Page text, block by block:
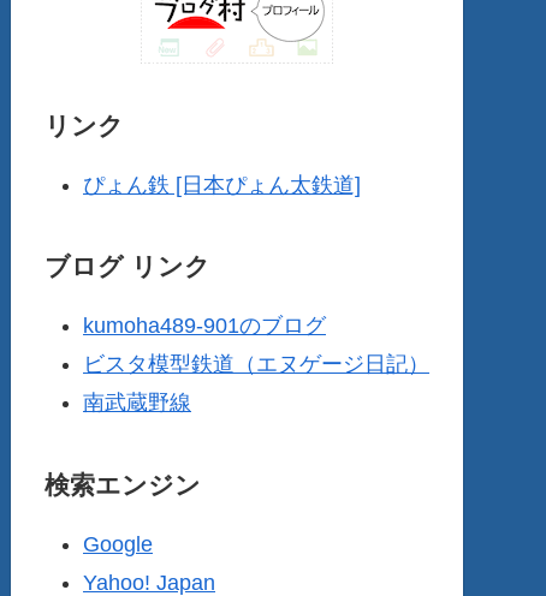
リンク
ぴょん鉄 [日本ぴょん太鉄道]
ブログ リンク
kumoha489-901のブログ
ビスタ模型鉄道（エヌゲージ日記）
南武蔵野線
検索エンジン
Google
Yahoo! Japan